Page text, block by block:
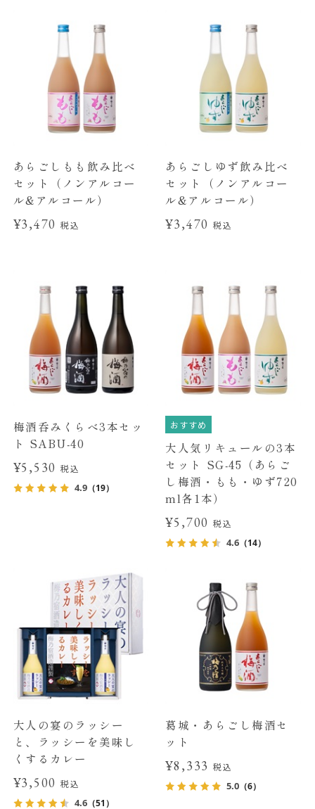
あらごしもも飲み比べ
セット（ノンアルコー
ル&アルコール）
¥3,470税込
あらごしゆず飲み比べ
セット（ノンアルコー
ル&アルコール）
¥3,470 税込
梅酒呑みくらべ3本セッ
ト SABU-40
¥5,530税込
4.9（19）
おすすめ
大人気リキュールの3本
セット SG-45（あらご
し梅酒・もも・ゆず720
ml各1本）
¥5,700 税込
4.6 （14）
大人の宴のラッシー
と、ラッシーを美味し
くするカレー
¥3,500税込
4.6（51）
葛城・あらごし梅酒セ
ット
¥8,333 税込
5.0 （6）